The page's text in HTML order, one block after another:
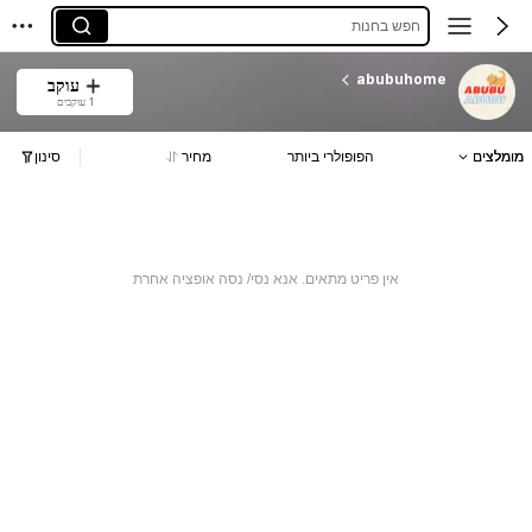
חפש בחנות
abubuhome עוקב
1 עוקבים
מומלצים הפופולרי ביותר מחיר סינון
אין פריט מתאים. אנא נסי/ נסה אופציה אחרת